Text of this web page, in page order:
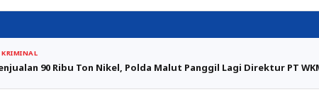
90 Ribu Ton Nikel, Polda Malut Panggil Lagi Direktur PT